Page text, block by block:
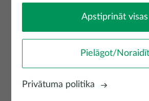
Apstiprināt visas
Pielāgot/Noraidīt
Privātuma politika